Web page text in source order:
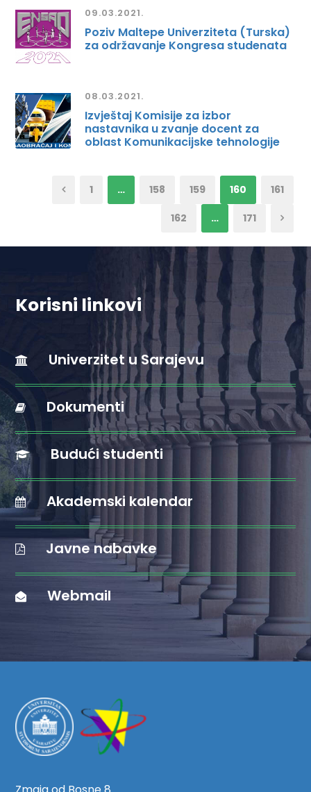
09.03.2021.
Poziv Maltepe Univerziteta (Turska)
za održavanje Kongresa studenata
08.03.2021.
Izvještaj Komisije za izbor
nastavnika u zvanje docent za
oblast Komunikacijske tehnologije
1 … 158 159 160 161
162 … 171
Korisni linkovi
Univerzitet u Sarajevu
Dokumenti
Budući studenti
Akademski kalendar
Javne nabavke
Webmail